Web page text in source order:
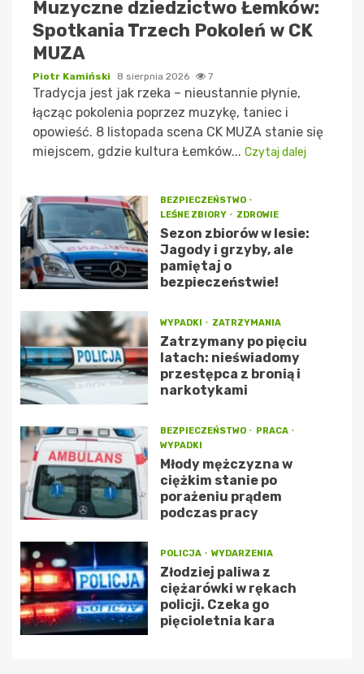
Muzyczne dziedzictwo Łemków:
Spotkania Trzech Pokoleń w CK
MUZA
Piotr Kamiński 8 sierpnia 2026 7
Tradycja jest jak rzeka – nieustannie płynie,
łącząc pokolenia poprzez muzykę, taniec i
opowieść. 8 listopada scena CK MUZA stanie się
miejscem, gdzie kultura Łemków... Czytaj dalej
BEZPIECZEŃSTWO
LEŚNE ZBIORY
ZDROWIE
Sezon zbiorów w lesie:
Jagody i grzyby, ale
pamiętaj o
bezpieczeństwie!
WYPADKI ZATRZYMANIA
Zatrzymany po pięciu
latach: nieświadomy
przestępca z bronią i
narkotykami
BEZPIECZEŃSTWO
PRACA
WYPADKI
Młody mężczyzna w
ciężkim stanie po
porażeniu prądem
podczas pracy
POLICJA WYDARZENIA
Złodziej paliwa z
ciężarówki w rękach
policji. Czeka go
pięcioletnia kara